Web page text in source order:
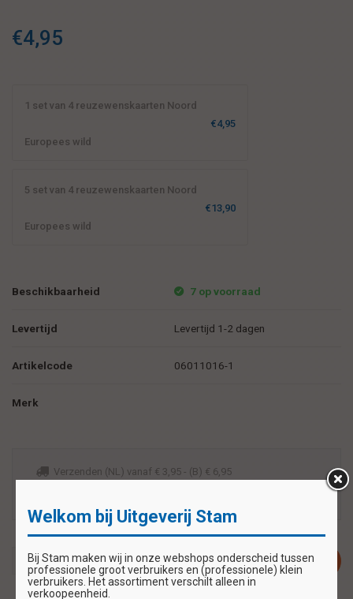
€4,95
1 set van 4 reuzewenskaarten Noord
Europees wild
€4,95
5 set van 4 reuzewenskaarten Noord
Europees wild
€13,90
Beschikbaarheid 7 op voorraad
Levertijd Levertijd 1-2 dagen
Artikelcode 06011016-1
Merk
Verzenden (NL) vanaf € 3,95 - (B) € 6,95
Plaats in winkelwagen
Welkom bij Uitgeverij Stam
Bij Stam maken wij in onze webshops onderscheid tussen
professionele groot verbruikers en (professionele) klein
verbruikers. Het assortiment verschilt alleen in
verkoopeenheid.